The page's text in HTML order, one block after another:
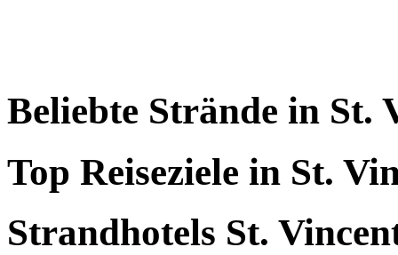
Beliebte Strände in St.
Top Reiseziele in St.
Strandhotels St.